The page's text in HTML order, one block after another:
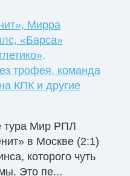
Мирра
«Барса»
трофея, команда
КПК и другие
тура Мир РПЛ
в Москве (2:1)
которого чуть
Это пе...